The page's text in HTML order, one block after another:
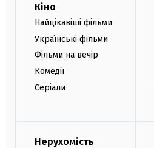
Кіно
Найцікавіші фільми
Українські фільми
Фільми на вечір
Комедії
Серіали
Нерухомість